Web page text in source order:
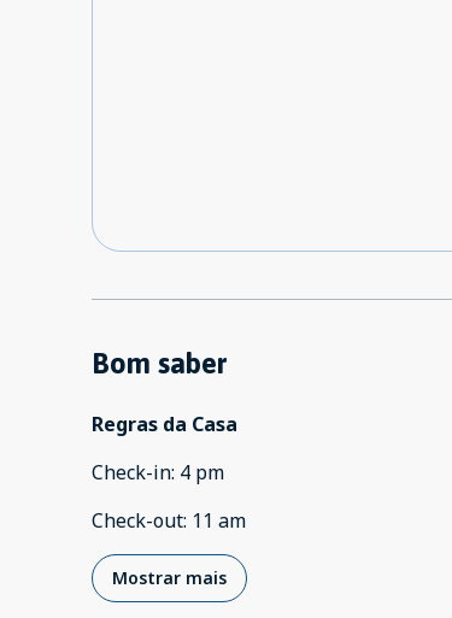
Bom saber
Regras da Casa
Check-in: 4 pm
Check-out: 11 am
Mostrar mais